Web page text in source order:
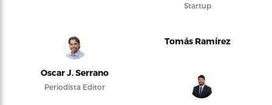
Startup
Oscar J. Serrano
Periodista Editor
Tomás Ramírez